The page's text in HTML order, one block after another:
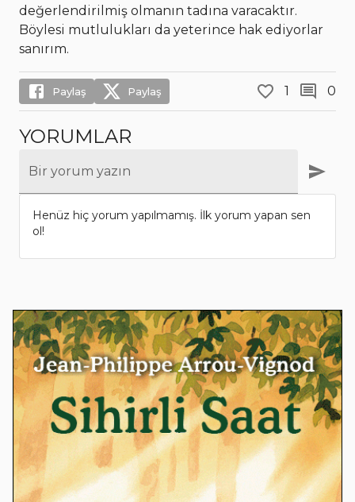
değerlendirilmiş olmanın tadına varacaktır.
Böylesi mutlulukları da yeterince hak ediyorlar
sanırım.
Paylaş Paylaş 1 0
YORUMLAR
Bir yorum yazın
Henüz hiç yorum yapılmamış. İlk yorum yapan sen
ol!